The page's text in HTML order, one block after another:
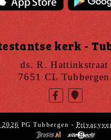
kerk -
ds. R. Hattinkstraat
7651 CL
PG Tubbergen -